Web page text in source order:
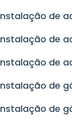
Instalação de
Instalação de
Instalação de
Instalação de
Instalação de